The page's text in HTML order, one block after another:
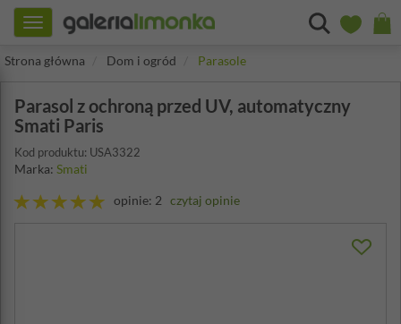
Toggle
navigation
Strona główna
Dom i ogród Parasole
Parasol z ochroną przed UV, automatyczny
Smati Paris
Kod produktu: USA3322
Marka: Smati
opinie: 2 czytaj opinie